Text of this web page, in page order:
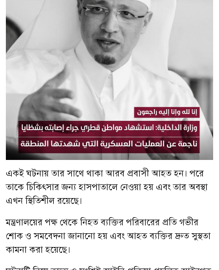
একই ঘটনায় তার সাথে থাকা আরব প্রবাসী আহত হন। পরে
তাকে চিকিৎসার জন্য হাসপাতালে নেওয়া হয় এবং তার অবস্থা
এখন স্থিতিশীল রয়েছে।
মন্ত্রণালয়ের পক্ষ থেকে নিহত ব্যক্তির পরিবারের প্রতি গভীর
শোক ও সমবেদনা জানানো হয় এবং আহত ব্যক্তির দ্রুত সুস্থতা
কামনা করা হয়েছে।